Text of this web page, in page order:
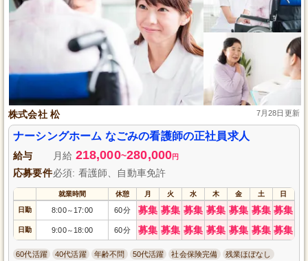
株式会社 松 7月28日更新
ナーシングホーム なごみの看護師の正社員求人
給与 月給 218,000~280,000円
応募要件必須: 看護師、自動車免許
就業時間 休憩 月 火 水 木 金 土 日
日勤 8:00～ 17:00 60分 募集 募集 募集 募集 募集 募集 募集
日勤 9:00～ 18:00 60分 募集 募集 募集 募集 募集 募集 募集
60代活躍 40代活躍 年齢不問 50代活躍 社会保険完備 残業ほぼなし